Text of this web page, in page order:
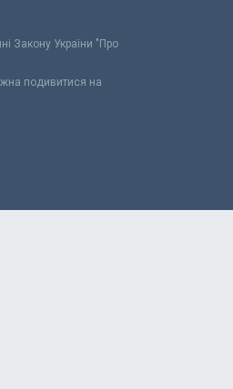
Закону України "Про
подивитися на